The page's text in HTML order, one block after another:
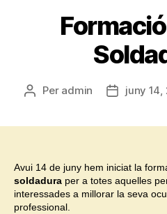
Autor
Per admin
Datajuny 14,
Avui 14 de juny hem iniciat la
soldadura per a totes aquelles
interessades a millorar la seva
professional.